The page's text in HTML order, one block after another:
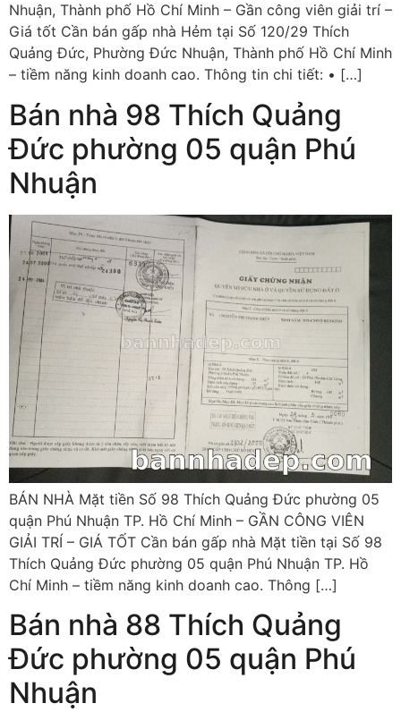
Nhuận, Thành phố Hồ Chí Minh – Gần công viên giải trí –
Giá tốt Cần bán gấp nhà Hẻm tại Số 120/29 Thích
Quảng Đức, Phường Đức Nhuận, Thành phố Hồ Chí Minh
– tiềm năng kinh doanh cao. Thông tin chi tiết: • […]
Bán nhà 98 Thích Quảng
Đức phường 05 quận Phú
Nhuận
BÁN NHÀ Mặt tiền Số 98 Thích Quảng Đức phường 05
quận Phú Nhuận TP. Hồ Chí Minh – GẦN CÔNG VIÊN
GIẢI TRÍ – GIÁ TỐT Cần bán gấp nhà Mặt tiền tại Số 98
Thích Quảng Đức phường 05 quận Phú Nhuận TP. Hồ
Chí Minh – tiềm năng kinh doanh cao. Thông […]
Bán nhà 88 Thích Quảng
Đức phường 05 quận Phú
Nhuận